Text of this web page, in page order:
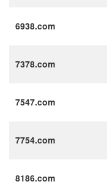
6938.com
7378.com
7547.com
7754.com
8186.com